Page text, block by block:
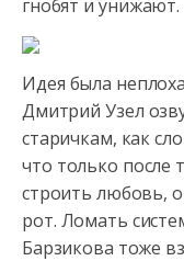
гнобят и унижают.
Идея была
Дмитрий Узел
старичкам, как
что только после
строить любовь,
рот. Ломать
Барзикова тоже